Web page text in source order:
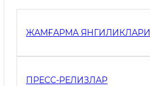
ЖАМҒАРМА ЯНГИЛИКЛАРИ
ПРЕСС-РЕЛИЗЛАР